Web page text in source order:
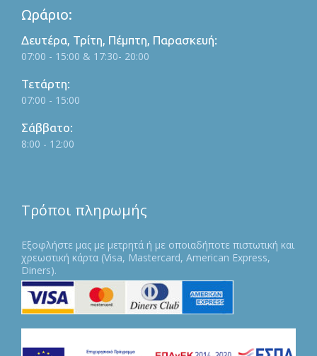
Ωράριο:
Δευτέρα, Τρίτη, Πέμπτη, Παρασκευή:
07:00 - 15:00 & 17:30- 20:00
Τετάρτη:
07:00 - 15:00
Σάββατο:
8:00 - 12:00
Τρόποι πληρωμής
Εξοφλήστε μας με μετρητά ή με οποιαδήποτε πιστωτική και
χρεωστική κάρτα (Visa, Mastercard, American Express,
Diners).